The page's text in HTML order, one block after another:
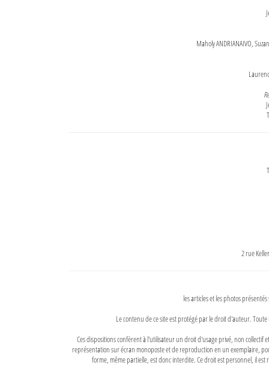
Maholy ANDRIANAIVO,
2 rue
les articles et les photos
Le contenu de ce site est protégé par le droit d'auteur.
Ces dispositions confèrent à l'utilisateur un droit d'usage privé, non
représentation sur écran monoposte et de reproduction en un exemplaire,
forme, même partielle, est donc interdite. Ce droit est personnel, il